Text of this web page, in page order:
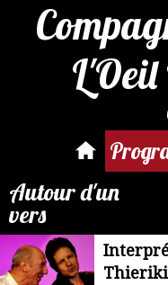
L'Oeil
Autour d'un
vers
loeil.fr
Thieriki